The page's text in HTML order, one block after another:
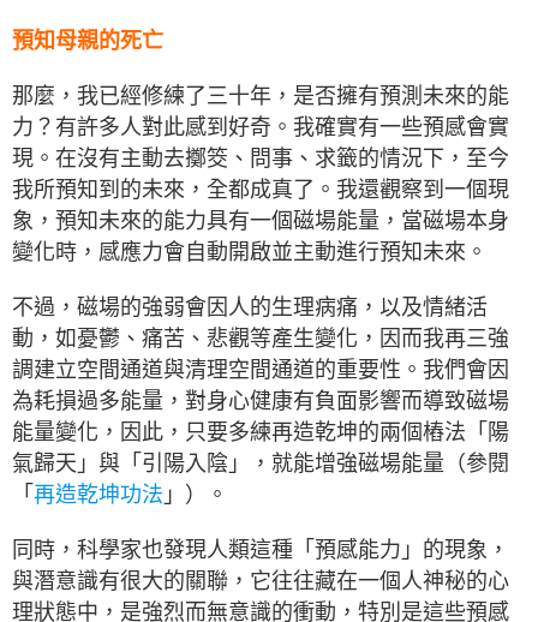
預知母親的死亡
那麼，我已經修練了三十年，是否擁有預測未來的能
力？有許多人對此感到好奇。我確實有一些預感會實
現。在沒有主動去擲筊、問事、求籤的情況下，至今
我所預知到的未來，全都成真了。我還觀察到一個現
象，預知未來的能力具有一個磁場能量，當磁場本身
變化時，感應力會自動開啟並主動進行預知未來。
不過，磁場的強弱會因人的生理病痛，以及情緒活
動，如憂鬱、痛苦、悲觀等產生變化，因而我再三強
調建立空間通道與清理空間通道的重要性。我們會因
為耗損過多能量，對身心健康有負面影響而導致磁場
能量變化，因此，只要多練再造乾坤的兩個樁法「陽
氣歸天」與「引陽入陰」，就能增強磁場能量（參閱
「再造乾坤功法 」）。
同時，科學家也發現人類這種「預感能力」的現象，
與潛意識有很大的關聯，它往往藏在一個人神秘的心
理狀態中，是強烈而無意識的衝動，特別是這些預感